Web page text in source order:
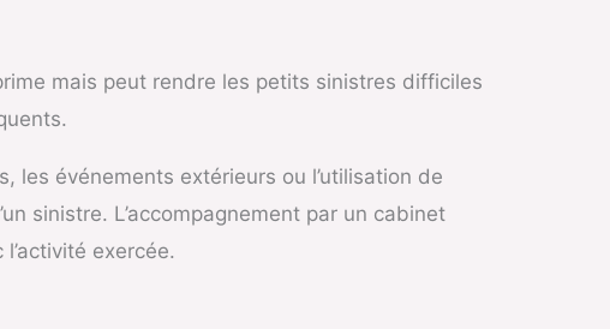
mais peut rendre les petits sinistres difficiles
événements extérieurs ou l’utilisation de
sinistre. L’accompagnement par un cabinet
exercée.